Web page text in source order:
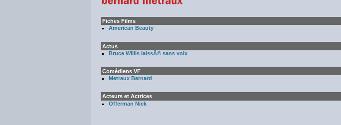
Fiches Films
American Beauty
Actus
Bruce Willis laissÃ© sans voix
Comédiens VF
Metraux Bernard
Acteurs et Actrices
Offerman Nick